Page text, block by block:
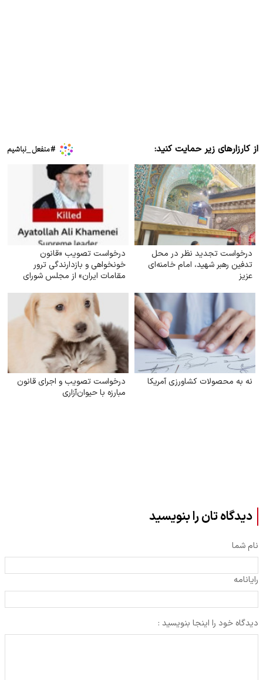
از کارزارهای زیر حمایت کنید:
درخواست تجدید نظر در محل
تدفین رهبر شهید، امام خامنه‌ای
عزیز
درخواست تصویب «قانون
خونخواهی و بازدارندگی ترور
مقامات ایران» از مجلس شورای
نه به محصولات کشاورزی آمریکا
درخواست تصویب و اجرای قانون
مبارزه با حیوان‌آزاری
دیدگاه تان را بنویسید
نام شما
رایانامه
دیدگاه خود را اینجا بنویسید :